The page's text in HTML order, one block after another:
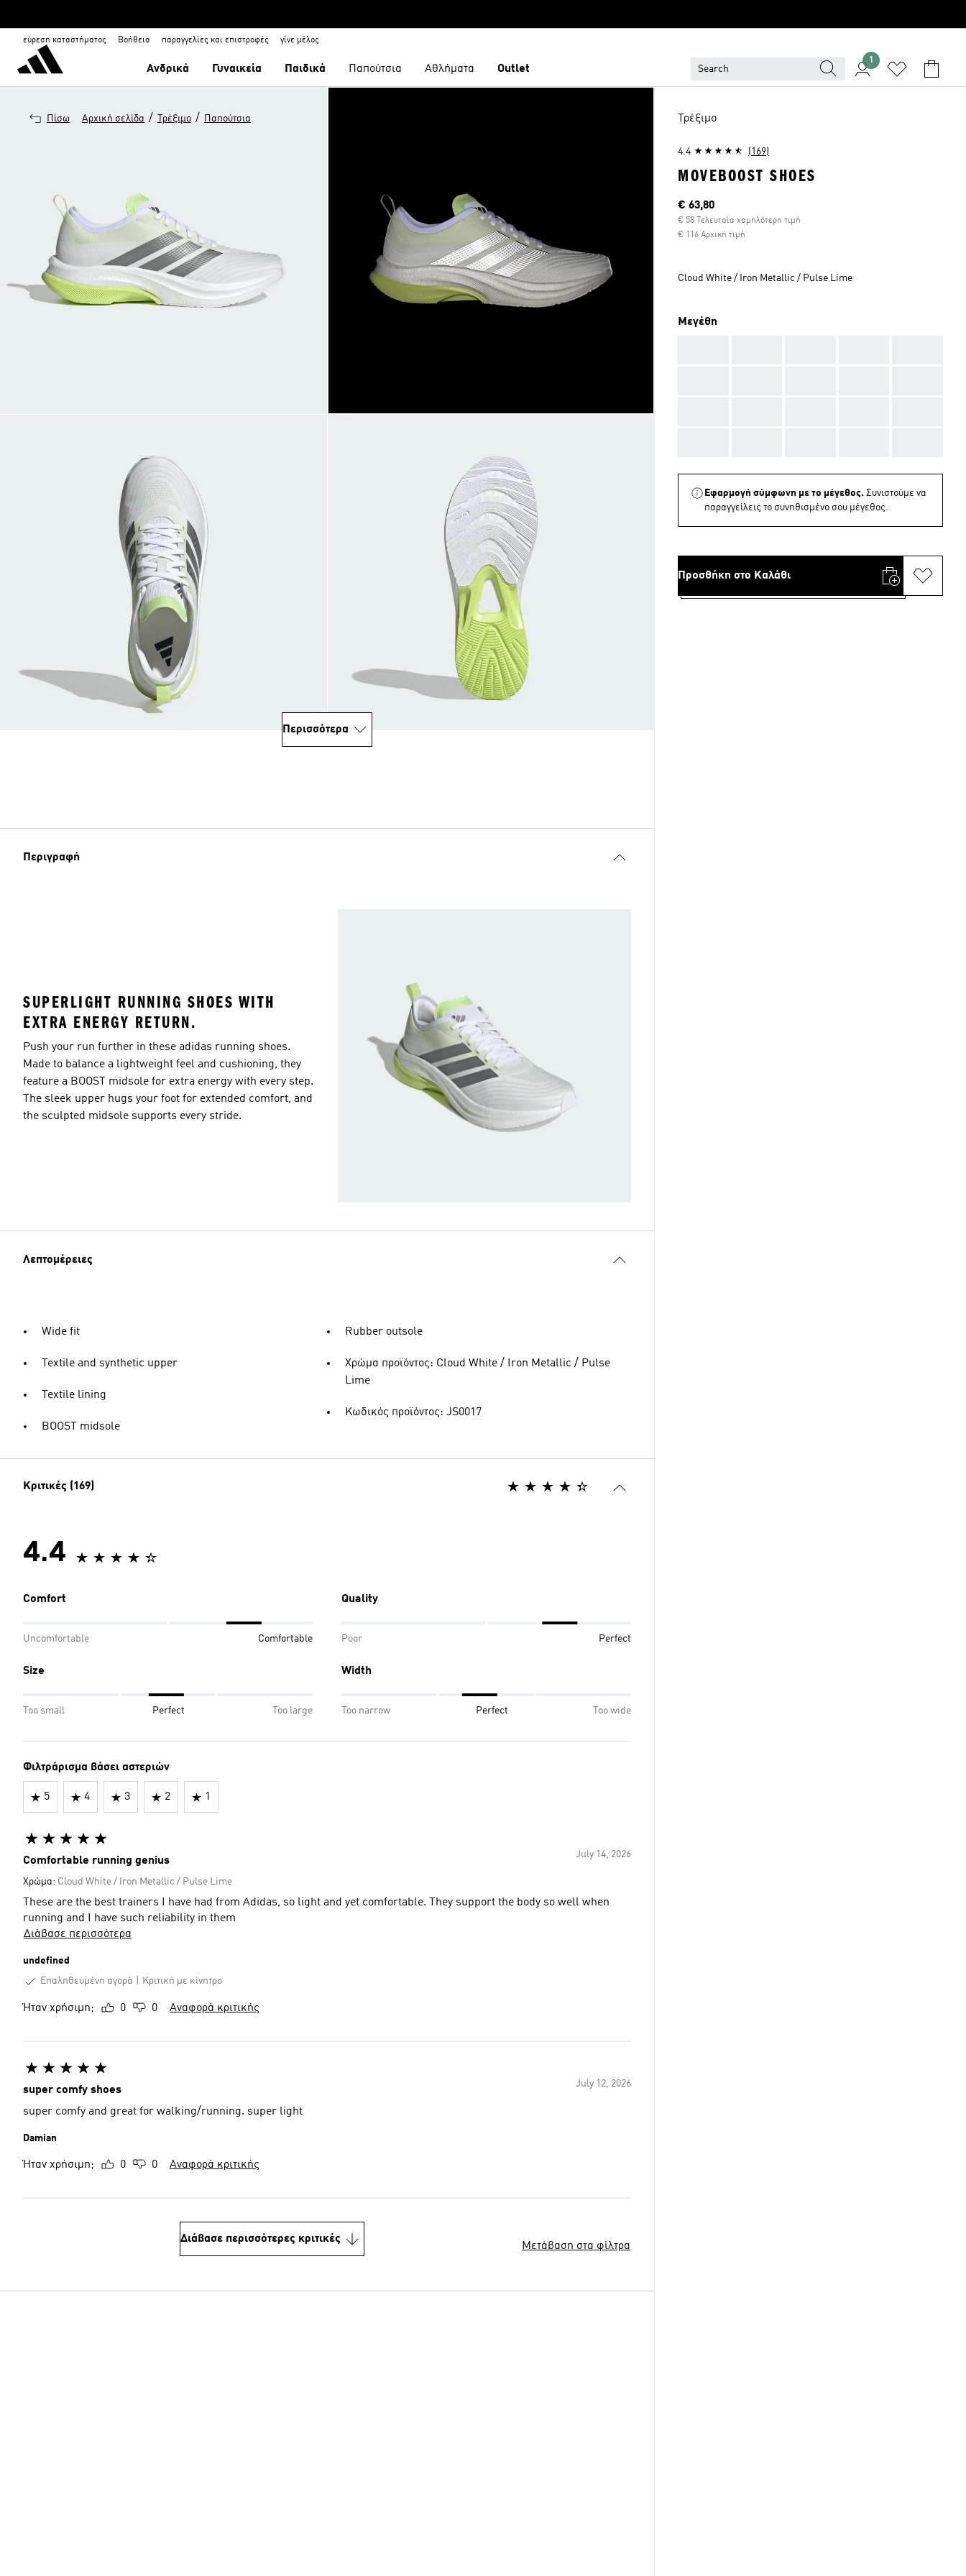
εύρεση καταστήματος Βοήθεια παραγγελίες και επιστροφές γίνε μέλος
Ανδρικά Γυναικεία Παιδικά Παπούτσια Αθλήματα Outlet
1
Πίσω Αρχική σελίδα / Τρέξιμο / Παπούτσια
Περισσότερα
Περιγραφή
SUPERLIGHT RUNNING SHOES WITH
EXTRA ENERGY RETURN.
Push your run further in these adidas running shoes.
Made to balance a lightweight feel and cushioning, they
feature a BOOST midsole for extra energy with every step.
The sleek upper hugs your foot for extended comfort, and
the sculpted midsole supports every stride.
Λεπτομέρειες
Wide fit
Textile and synthetic upper
Textile lining
BOOST midsole
Rubber outsole
Χρώμα προϊόντος: Cloud White / Iron Metallic / Pulse
Lime
Κωδικός προϊόντος: JS0017
Κριτικές (169)
4.4
Comfort
Uncomfortable Comfortable
Quality
Poor Perfect
Size
Too small Perfect Too large
Width
Too narrow Perfect Too wide
Φιλτράρισμα βάσει αστεριών
5 4 3 2 1
July 14, 2026
Comfortable running genius
Χρώμα: Cloud White / Iron Metallic / Pulse Lime
These are the best trainers I have had from Adidas, so light and yet comfortable. They support the body so well when
running and I have such reliability in them
Διάβασε περισσότερα
undefined
Επαληθευμένη αγορά
Κριτική με κίνητρο
Ήταν χρήσιμη; 0 0 Αναφορά κριτικής
July 12, 2026
super comfy shoes
super comfy and great for walking/running. super light
Damian
Ήταν χρήσιμη; 0 0 Αναφορά κριτικής
Διάβασε περισσότερες κριτικές
Μετάβαση στα φίλτρα
Τρέξιμο
4.4 (169)
MOVEBOOST SHOES
Τρέχουσα τιμή
€ 63,80
€ 58 Τελευταία χαμηλότερη τιμή
€ 116 Αρχική τιμή
Cloud White / Iron Metallic / Pulse Lime
Μεγέθη
Εφαρμογή σύμφωνη με το μέγεθος. Συνιστούμε να
παραγγείλεις το συνηθισμένο σου μέγεθος.
Προσθήκη στο Καλάθι